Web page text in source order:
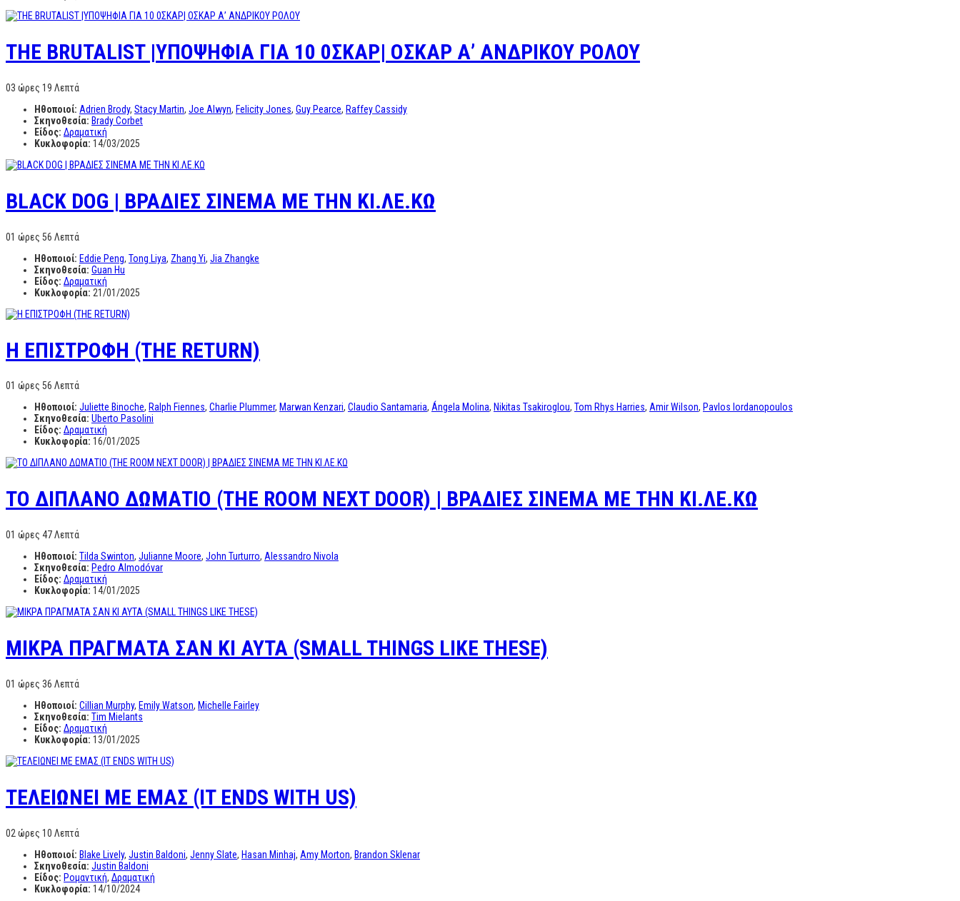
THE BRUTALIST |YΠΟΨΗΦΙΑ ΓΙΑ 10 0ΣΚΑΡ| ΟΣΚΑΡ Α’ ΑΝΔΡΙΚΟΥ ΡΟΛΟΥ
03 ώρες 19 Λεπτά
Ηθοποιοί: Adrien Brody, Stacy Martin, Joe Alwyn, Felicity Jones, Guy Pearce, Raffey Cassidy
Σκηνοθεσία: Brady Corbet
Είδος: Δραματική
Κυκλοφορία: 14/03/2025
BLACK DOG | ΒΡΑΔΙΕΣ ΣΙΝΕΜΑ ΜΕ ΤΗΝ ΚΙ.ΛΕ.ΚΩ
01 ώρες 56 Λεπτά
Ηθοποιοί: Eddie Peng, Tong Liya, Zhang Yi, Jia Zhangke
Σκηνοθεσία: Guan Hu
Είδος: Δραματική
Κυκλοφορία: 21/01/2025
Η ΕΠΙΣΤΡΟΦΗ (THE RETURN)
01 ώρες 56 Λεπτά
Ηθοποιοί: Juliette Binoche, Ralph Fiennes, Charlie Plummer, Marwan Kenzari, Claudio Santamaria, Ángela Molina, Nikitas Tsakiroglou, Tom Rhys Harries, Amir Wilson, Pavlos Iordanopoulos
Σκηνοθεσία: Uberto Pasolini
Είδος: Δραματική
Κυκλοφορία: 16/01/2025
TO ΔΙΠΛΑΝΟ ΔΩΜΑΤΙΟ (THE ROOM NEXT DOOR) | ΒΡΑΔΙΕΣ ΣΙΝΕΜΑ ΜΕ ΤΗΝ ΚΙ.ΛΕ.ΚΩ
01 ώρες 47 Λεπτά
Ηθοποιοί: Tilda Swinton, Julianne Moore, John Turturro, Alessandro Nivola
Σκηνοθεσία: Pedro Almodóvar
Είδος: Δραματική
Κυκλοφορία: 14/01/2025
ΜΙΚΡΑ ΠΡΑΓΜΑΤΑ ΣΑΝ ΚΙ ΑΥΤΑ (SMALL THINGS LIKE THESE)
01 ώρες 36 Λεπτά
Ηθοποιοί: Cillian Murphy, Emily Watson, Michelle Fairley
Σκηνοθεσία: Tim Mielants
Είδος: Δραματική
Κυκλοφορία: 13/01/2025
ΤΕΛΕΙΩΝΕΙ ΜΕ ΕΜΑΣ (IT ENDS WITH US)
02 ώρες 10 Λεπτά
Ηθοποιοί: Blake Lively, Justin Baldoni, Jenny Slate, Hasan Minhaj, Amy Morton, Brandon Sklenar
Σκηνοθεσία: Justin Baldoni
Είδος: Ρομαντική, Δραματική
Κυκλοφορία: 14/10/2024